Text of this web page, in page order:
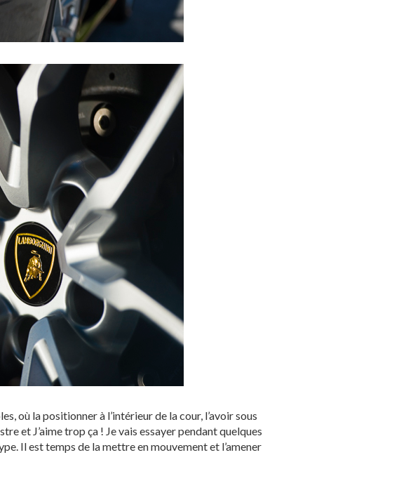
où la positionner à l’intérieur de la cour, l’avoir sous
et J’aime trop ça ! Je vais essayer pendant quelques
Il est temps de la mettre en mouvement et l’amener